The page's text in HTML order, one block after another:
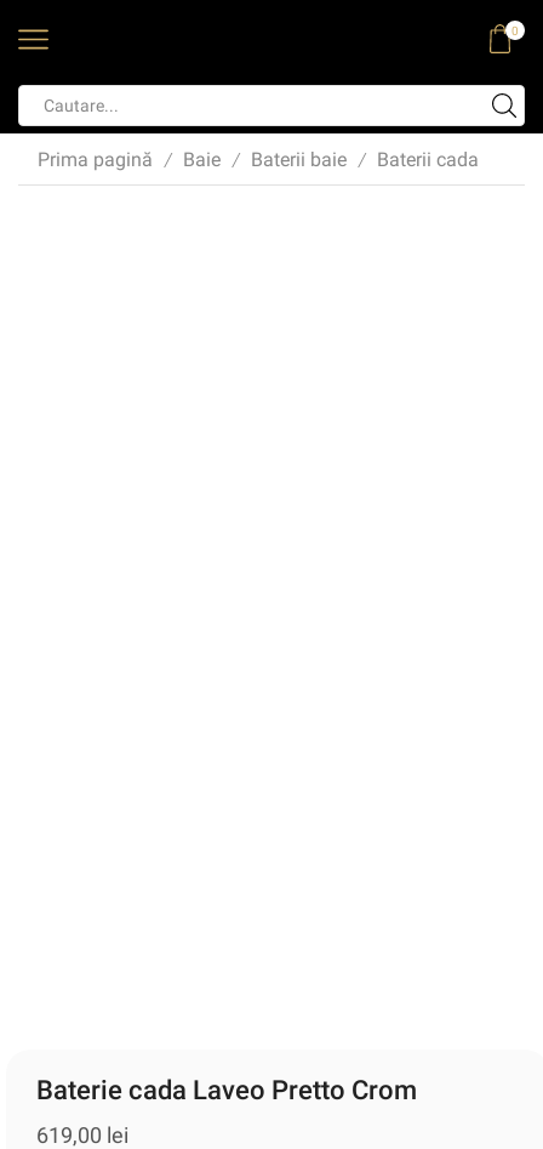
0
Prima pagină / Baie / Baterii baie / Baterii cada
Baterie cada Laveo Pretto Crom
619,00 lei